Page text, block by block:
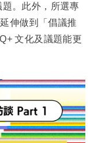
。此外，所選專
伸做到「倡議推
文化及議題能更